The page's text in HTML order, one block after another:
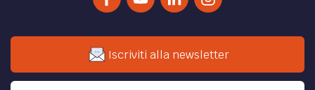
Iscriviti alla newsletter